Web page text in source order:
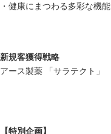
・健康にまつわる多彩な機
新規客獲得戦略
アース製薬 「サラテクト」
【特別企画】